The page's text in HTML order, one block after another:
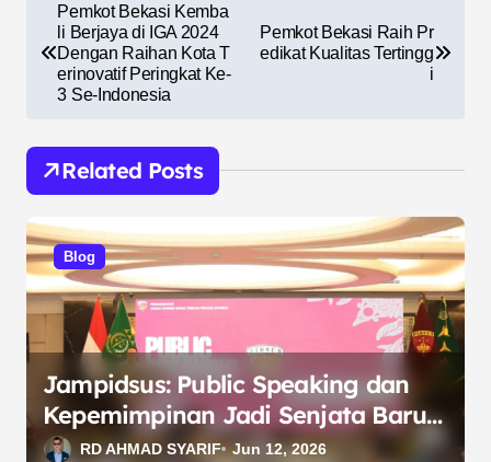
g
a
s
i
p
o
s
Pemkot Bekasi Kemba
li Berjaya di IGA 2024
Dengan Raihan Kota T
erinovatif Peringkat Ke-
3 Se-Indonesia
Pemkot Bekasi Raih Pr
edikat Kualitas Tertingg
i
Related Posts
Blog
Jampidsus: Public Speaking dan
Kepemimpinan Jadi Senjata Baru
Berantas Korupsi
RD AHMAD SYARIF Jun 12, 2026